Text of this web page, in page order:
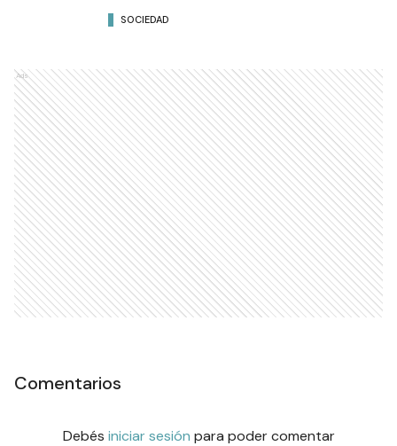
SOCIEDAD
Ads
Comentarios
Debés iniciar sesión para poder comentar